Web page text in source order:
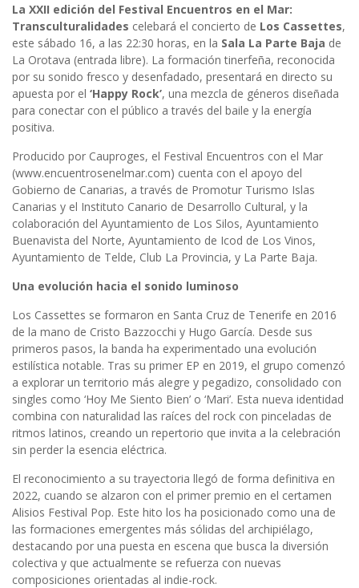
La XXII edición del Festival Encuentros en el Mar:
Transculturalidades celebará el concierto de Los Cassettes,
este sábado 16, a las 22:30 horas, en la Sala La Parte Baja de
La Orotava (entrada libre). La formación tinerfeña, reconocida
por su sonido fresco y desenfadado, presentará en directo su
apuesta por el ‘Happy Rock’, una mezcla de géneros diseñada
para conectar con el público a través del baile y la energía
positiva.
Producido por Cauproges, el Festival Encuentros con el Mar
(www.encuentrosenelmar.com) cuenta con el apoyo del
Gobierno de Canarias, a través de Promotur Turismo Islas
Canarias y el Instituto Canario de Desarrollo Cultural, y la
colaboración del Ayuntamiento de Los Silos, Ayuntamiento
Buenavista del Norte, Ayuntamiento de Icod de Los Vinos,
Ayuntamiento de Telde, Club La Provincia, y La Parte Baja.
Una evolución hacia el sonido luminoso
Los Cassettes se formaron en Santa Cruz de Tenerife en 2016
de la mano de Cristo Bazzocchi y Hugo García. Desde sus
primeros pasos, la banda ha experimentado una evolución
estilística notable. Tras su primer EP en 2019, el grupo comenzó
a explorar un territorio más alegre y pegadizo, consolidado con
singles como ‘Hoy Me Siento Bien’ o ‘Mari’. Esta nueva identidad
combina con naturalidad las raíces del rock con pinceladas de
ritmos latinos, creando un repertorio que invita a la celebración
sin perder la esencia eléctrica.
El reconocimiento a su trayectoria llegó de forma definitiva en
2022, cuando se alzaron con el primer premio en el certamen
Alisios Festival Pop. Este hito los ha posicionado como una de
las formaciones emergentes más sólidas del archipiélago,
destacando por una puesta en escena que busca la diversión
colectiva y que actualmente se refuerza con nuevas
composiciones orientadas al indie-rock.